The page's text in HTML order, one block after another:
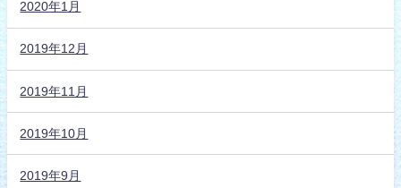
2020年1月
2019年12月
2019年11月
2019年10月
2019年9月